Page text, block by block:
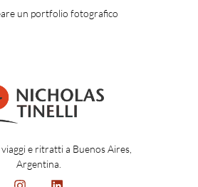
e ritratti a Buenos Aires,
Argentina.
un portfolio fotografico